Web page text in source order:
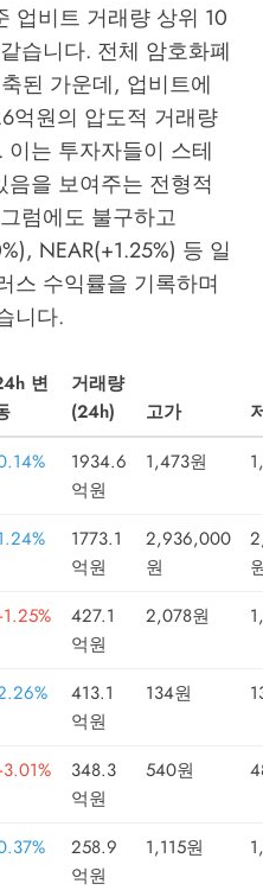
업비트 거래량 상위 10
습니다. 전체 암호화폐
된 가운데, 업비트에
억원의 압도적 거래량
는 투자자들이 스테
을 보여주는 전형적
럼에도 불구하고
NEAR(+1.25%) 등 일
스 수익률을 기록하며
니다.
변
거래량
(24h)
고가
1934.6
억원
1,473원
1773.1
억원
2,936,000
원
427.1
억원
2,078원
413.1
억원
134원
348.3
억원
540원
258.9
억원
1,115원